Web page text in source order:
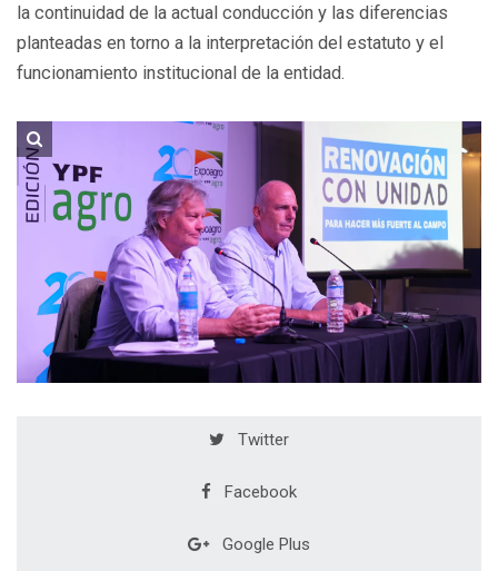
la continuidad de la actual conducción y las diferencias
planteadas en torno a la interpretación del estatuto y el
funcionamiento institucional de la entidad.
Twitter
Facebook
Google Plus